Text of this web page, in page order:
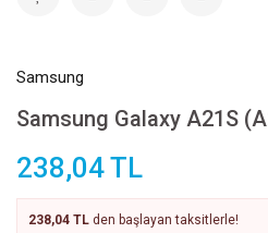
Samsung
Samsung Galaxy A21S
238,04 TL
238,04 TL den başlayan taksitlerle!